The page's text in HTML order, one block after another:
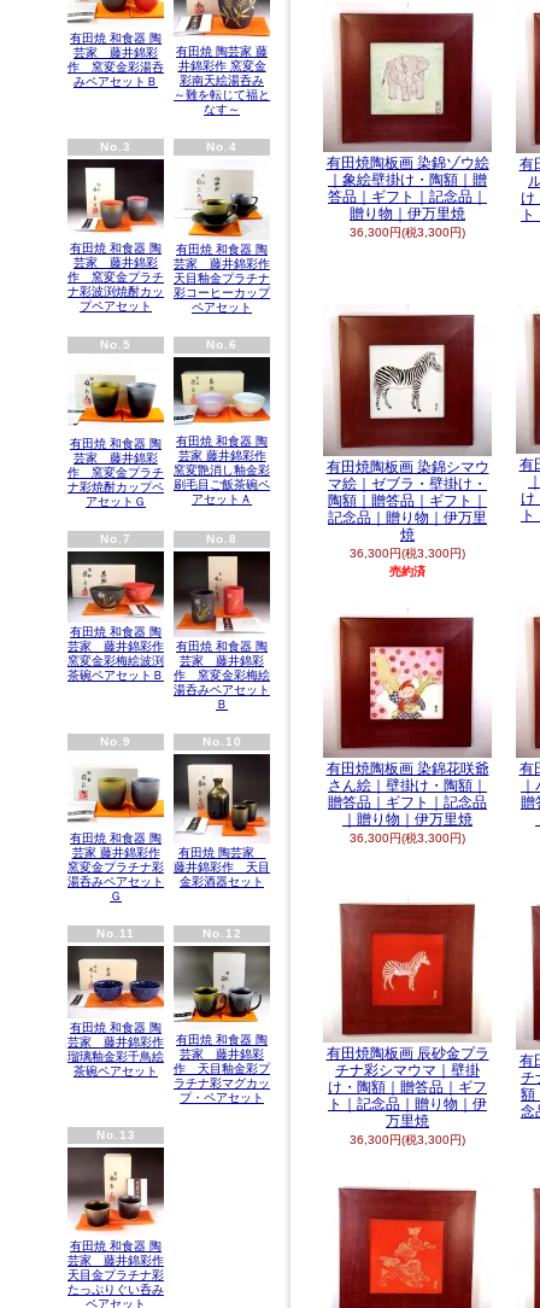
有田焼 和食器 陶
芸家 藤井錦彩
作 窯変金彩湯呑
みペアセットＢ
有田焼 陶芸家 藤
井錦彩作 窯変金
彩南天絵湯呑み
～難を転じて福と
なす～
No.3
有田焼 和食器 陶
芸家 藤井錦彩
作 窯変金プラチ
ナ彩波渕焼酎カッ
プペアセット
No.4
有田焼 和食器 陶
芸家 藤井錦彩作
天目釉金プラチナ
彩コーヒーカップ
ペアセット
No.5
有田焼 和食器 陶
芸家 藤井錦彩
作 窯変金プラチ
ナ彩焼酎カップペ
アセットＧ
No.6
有田焼 和食器 陶
芸家 藤井錦彩作
窯変艶消し釉金彩
刷毛目ご飯茶碗ペ
アセットＡ
No.7
有田焼 和食器 陶
芸家 藤井錦彩作
窯変金彩梅絵波渕
茶碗ペアセットＢ
No.8
有田焼 和食器 陶
芸家 藤井錦彩
作 窯変金彩梅絵
湯呑みペアセット
Ｂ
No.9
有田焼 和食器 陶
芸家 藤井錦彩作
窯変金プラチナ彩
湯呑みペアセット
Ｇ
No.10
有田焼 陶芸家
藤井錦彩作 天目
金彩酒器セット
No.11
有田焼 和食器 陶
芸家 藤井錦彩作
瑠璃釉金彩千鳥絵
茶碗ペアセット
No.12
有田焼 和食器 陶
芸家 藤井錦彩
作 天目釉金彩プ
ラチナ彩マグカッ
プ・ペアセット
No.13
有田焼 和食器 陶
芸家 藤井錦彩作
天目金プラチナ彩
たっぷりぐい呑み
ペアセット
有田焼陶板画 染錦ゾウ絵
｜象絵壁掛け・陶額｜贈
答品｜ギフト｜記念品｜
贈り物｜伊万里焼
36,300円(税3,300円)
有
け
有田焼陶板画 染錦シマウ
マ絵｜ゼブラ・壁掛け・
陶額｜贈答品｜ギフト｜
記念品｜贈り物｜伊万里
焼
36,300円(税3,300円)
売約済
有
け
有田焼陶板画 染錦花咲爺
さん絵｜壁掛け・陶額｜
贈答品｜ギフト｜記念品
｜贈り物｜伊万里焼
36,300円(税3,300円)
有
贈
有田焼陶板画 辰砂金プラ
チナ彩シマウマ｜壁掛
け・陶額｜贈答品｜ギフ
ト｜記念品｜贈り物｜伊
万里焼
36,300円(税3,300円)
有
チ
額
念